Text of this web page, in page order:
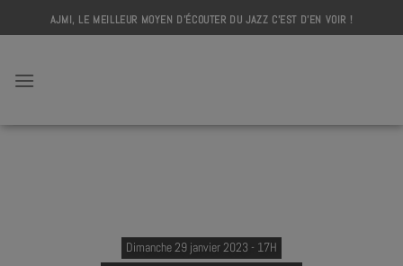
to
AJMI, LE MEILLEUR MOYEN D'ÉCOUTER DU JAZZ C'EST D'EN VOIR !
Dimanche 29 janvier 2023 - 17H